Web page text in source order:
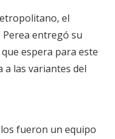
el
entregó su
espera para este
las variantes del
fueron un equipo